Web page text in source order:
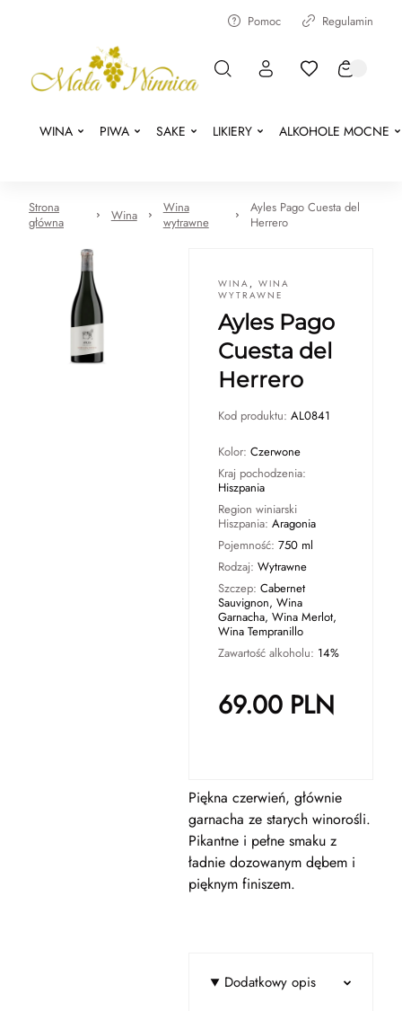
Pomoc Regulamin
WINA PIWA SAKE LIKIERY ALKOHOLE MOCNE
Strona
główna
Wina
Wina
wytrawne
Ayles Pago Cuesta del
Herrero
WINA , WINA
WYTRAWNE
Ayles Pago
Cuesta del
Herrero
Kod produktu: AL0841
Kolor: Czerwone
Kraj pochodzenia:
Hiszpania
Region winiarski
Hiszpania: Aragonia
Pojemność: 750 ml
Rodzaj: Wytrawne
Szczep: Cabernet
Sauvignon, Wina
Garnacha, Wina Merlot,
Wina Tempranillo
Zawartość alkoholu: 14%
69.00PLN
Piękna czerwień, głównie
garnacha ze starych winorośli.
Pikantne i pełne smaku z
ładnie dozowanym dębem i
pięknym finiszem.
Dodatkowy opis